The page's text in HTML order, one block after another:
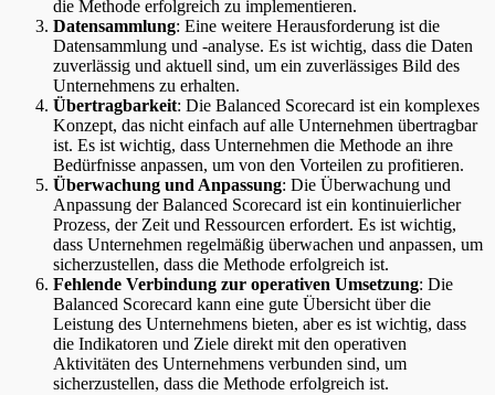
die Methode erfolgreich zu implementieren.
Datensammlung: Eine weitere Herausforderung ist die
Datensammlung und -analyse. Es ist wichtig, dass die Daten
zuverlässig und aktuell sind, um ein zuverlässiges Bild des
Unternehmens zu erhalten.
Übertragbarkeit: Die Balanced Scorecard ist ein komplexes
Konzept, das nicht einfach auf alle Unternehmen übertragbar
ist. Es ist wichtig, dass Unternehmen die Methode an ihre
Bedürfnisse anpassen, um von den Vorteilen zu profitieren.
Überwachung und Anpassung: Die Überwachung und
Anpassung der Balanced Scorecard ist ein kontinuierlicher
Prozess, der Zeit und Ressourcen erfordert. Es ist wichtig,
dass Unternehmen regelmäßig überwachen und anpassen, um
sicherzustellen, dass die Methode erfolgreich ist.
Fehlende Verbindung zur operativen Umsetzung: Die
Balanced Scorecard kann eine gute Übersicht über die
Leistung des Unternehmens bieten, aber es ist wichtig, dass
die Indikatoren und Ziele direkt mit den operativen
Aktivitäten des Unternehmens verbunden sind, um
sicherzustellen, dass die Methode erfolgreich ist.